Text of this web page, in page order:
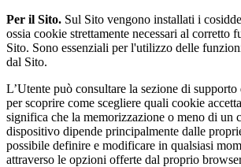
Per il Sito. Sul Sito vengono installati i
ossia cookie strettamente necessari al corretto
Sito. Sono essenziali per l'utilizzo delle
dal Sito.
L’Utente può consultare la sezione di
per scoprire come scegliere quali cookie
significa che la memorizzazione o meno di un
dispositivo dipende principalmente dalle
possibile definire e modificare in qualsiasi
attraverso le opzioni offerte dal proprio